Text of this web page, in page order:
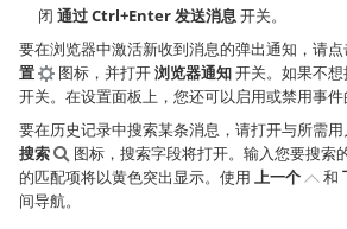
闭 通过 Ctrl+Enter 发送消息 开关。
要在浏览器中激活新收到消息的弹出通知，请
置
图标，并打开浏览器通知开关。如果不
开关。在设置面板上，您还可以启用或禁用事件
要在历史记录中搜索某条消息，请打开与所需
搜索
图标，搜索字段将打开。输入您要搜索
的匹配项将以黄色突出显示。使用 上一个 和
间导航。